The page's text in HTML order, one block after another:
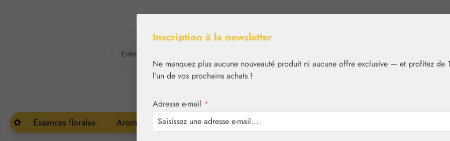
✿ Essences florales Aromathérapie Végétal Nutrition
Inscription à la newsletter
Ne manquez plus aucune nouveauté produit ni aucune offre exclusive — et profitez de
l’un de vos prochains achats !
Adresse e-mail *